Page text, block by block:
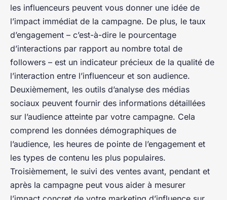
les influenceurs peuvent vous donner une idée de
l’impact immédiat de la campagne. De plus, le taux
d’engagement – c’est-à-dire le pourcentage
d’interactions par rapport au nombre total de
followers – est un indicateur précieux de la qualité de
l’interaction entre l’influenceur et son audience.
Deuxièmement, les outils d’analyse des médias
sociaux peuvent fournir des informations détaillées
sur l’audience atteinte par votre campagne. Cela
comprend les données démographiques de
l’audience, les heures de pointe de l’engagement et
les types de contenu les plus populaires.
Troisièmement, le suivi des ventes avant, pendant et
après la campagne peut vous aider à mesurer